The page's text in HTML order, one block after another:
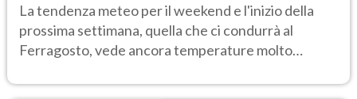
Ecco dove
La tendenza meteo per il weekend e l'inizio della
prossima settimana, quella che ci condurrà al
Ferragosto, vede ancora temperature molto